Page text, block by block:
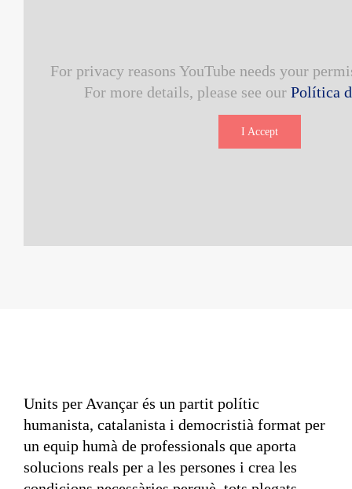
For privacy reasons YouTube needs your
For more details, please see our Política
I Accept
Units per Avançar és un partit polític
humanista, catalanista i democristià format per
un equip humà de professionals que aporta
solucions reals per a les persones i crea les